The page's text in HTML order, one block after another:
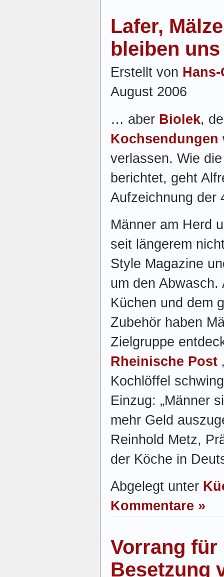
Lafer,
bleiben
Erstellt von
August 2006
… aber Biolek,
Kochsendungen
verlassen. Wie
berichtet, geht
Aufzeichnung der
Männer am Herd
seit längerem
Style Magazine
um den
Küchen und dem
Zubehör haben
Zielgruppe
Rheinische Post
Kochlöffel
Einzug: „Männer
mehr Geld
Reinhold Metz,
der Köche in
Abgelegt unter
Kommentare »
Vorrang für
Besetzung